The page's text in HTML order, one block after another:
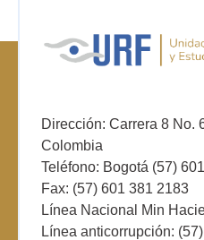
Dirección: Carrera 8 No.
Colombia
Teléfono: Bogotá (57)
Fax: (57) 601 381 2183
Línea Nacional Min
Línea anticorrupción: